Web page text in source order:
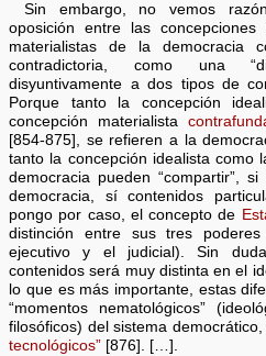
Sin embargo, no vemos
oposición entre las
materialistas de la democracia
contradictoria, como una
disyuntivamente a dos tipos de
Porque tanto la concepción
concepción materialista
[854-875], se refieren a la
tanto la concepción idealista como
democracia pueden “compartir”,
democracia, sí contenidos
pongo por caso, el concepto de
distinción entre sus tres
ejecutivo y el judicial). Sin
contenidos será muy distinta en el
lo que es más importante, estas
“momentos nematológicos”
filosóficos) del sistema
tecnológicos” [876]. […].